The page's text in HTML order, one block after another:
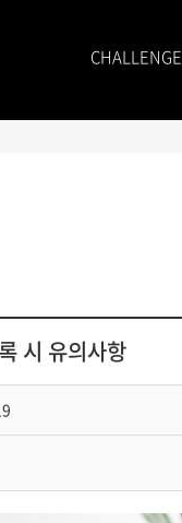
CHALLENGE
시 유의사항